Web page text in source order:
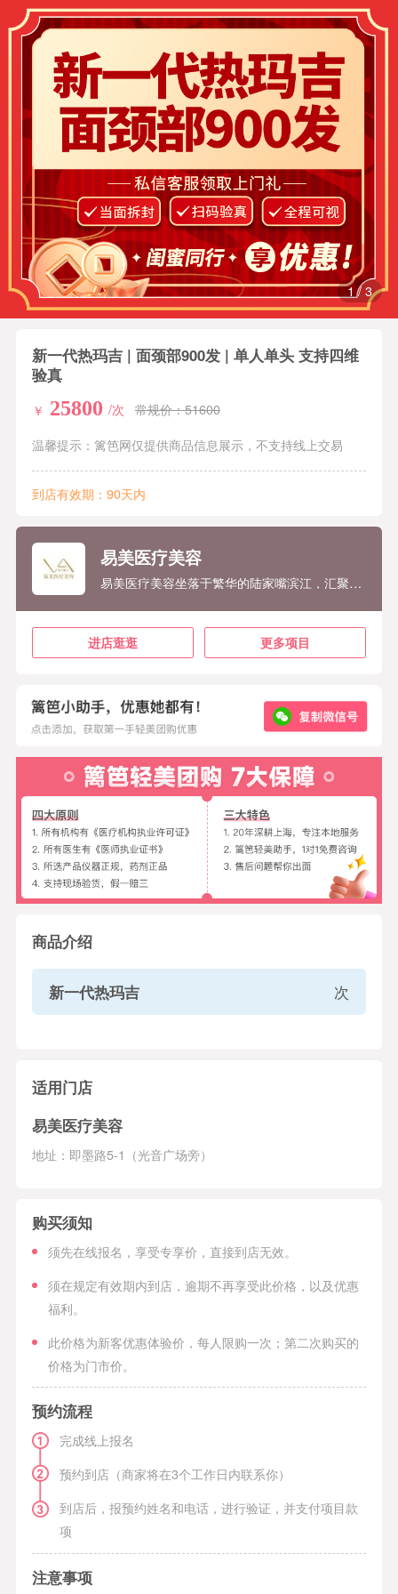
1 /3
新一代热玛吉 | 面颈部900发 | 单人单头 支持四维
验真
￥ 25800 /次
常规价：51600
温馨提示：篱笆网仅提供商品信息展示，不支持线上交易
到店有效期：90天内
易美医疗美容
易美医疗美容坐落于繁华的陆家嘴滨江，汇聚了上海九院副主任级医师带领的医疗团队，以独树一帜的个性色彩美学为导向，定制化蜕变方案，帮助您成为绚丽多姿的自己。
进店逛逛 更多项目
商品介绍
新一代热玛吉 次
适用门店
易美医疗美容
地址：即墨路5-1（光音广场旁）
购买须知
须先在线报名，享受专享价，直接到店无效。
须在规定有效期内到店，逾期不再享受此价格，以及优惠
福利。
此价格为新客优惠体验价，每人限购一次；第二次购买的
价格为门市价。
预约流程
完成线上报名
预约到店（商家将在3个工作日内联系你）
到店后，报预约姓名和电话，进行验证，并支付项目款
项
注意事项